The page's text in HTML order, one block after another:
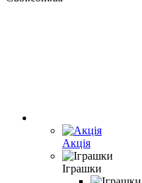
Акція
Іграшки